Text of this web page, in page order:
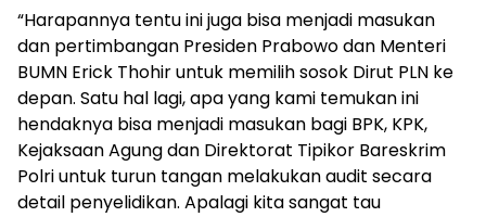
“Harapannya tentu ini juga bisa menjadi masukan
dan pertimbangan Presiden Prabowo dan Menteri
BUMN Erick Thohir untuk memilih sosok Dirut PLN ke
depan. Satu hal lagi, apa yang kami temukan ini
hendaknya bisa menjadi masukan bagi BPK, KPK,
Kejaksaan Agung dan Direktorat Tipikor Bareskrim
Polri untuk turun tangan melakukan audit secara
detail penyelidikan. Apalagi kita sangat tau